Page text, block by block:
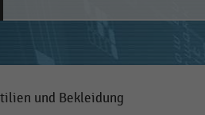
und Bekleidung